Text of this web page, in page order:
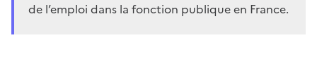
de l’emploi dans la fonction publique en France.